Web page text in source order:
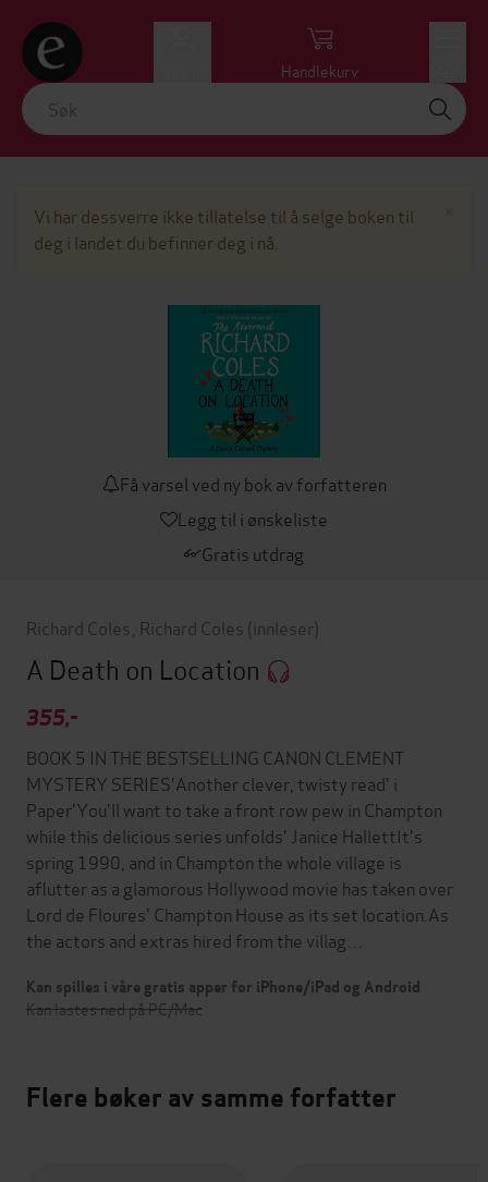
Handlekurv
Vi har dessverre ikke tillatelse til å selge boken til
deg i landet du befinner deg i nå.
Få varsel ved ny bok av forfatteren
Legg til i ønskeliste
Gratis utdrag
Richard Coles Richard Coles (innleser)
A Death on Location
355,-
BOOK 5 IN THE BESTSELLING CANON CLEMENT
MYSTERY SERIES'Another clever, twisty read' i
Paper'You'll want to take a front row pew in Champton
while this delicious series unfolds' Janice HallettIt's
spring 1990, and in Champton the whole village is
aflutter as a glamorous Hollywood movie has taken over
Lord de Floures' Champton House as its set location.As
the actors and extras hired from the villag…
Kan spilles i våre gratis apper for iPhone/iPad og Android
Kan lastes ned på PC/Mac
Flere bøker av samme forfatter